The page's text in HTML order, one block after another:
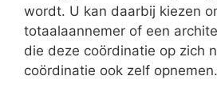
wordt. U kan daarbij kiezen
totaalaannemer of een
die deze coördinatie op zich
coördinatie ook zelf opnemen.